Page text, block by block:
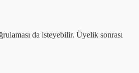
da isteyebilir. Üyelik sonrası